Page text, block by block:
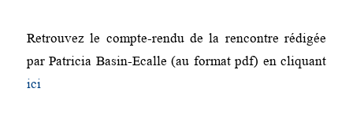
Retrouvez le compte-rendu de la rencontre rédigée
par Patricia Basin-Ecalle (au format pdf) en cliquant
ici